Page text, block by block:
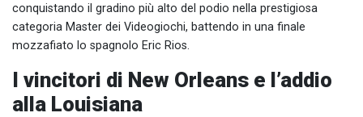
conquistando il gradino più alto del podio nella prestigiosa
categoria Master dei Videogiochi, battendo in una finale
mozzafiato lo spagnolo Eric Rios.
I vincitori di New Orleans e l’addio
alla Louisiana